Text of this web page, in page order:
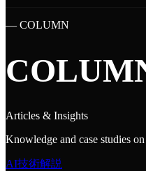
— COLUMN
Articles & Insights
Knowledge and case studies
AI技術解説